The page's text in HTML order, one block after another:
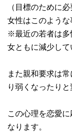
（目標のために
女性はこのような
※最近の若者は多
女ともに減少して
また親和要求は
り弱くなったりと
この心理を恋愛
なります。